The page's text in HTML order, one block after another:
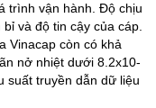
trình vận hành. Độ chịu
và độ tin cậy của cáp.
Vinacap còn có khả
nở nhiệt dưới 8.2x10-
suất truyền dẫn dữ liệu